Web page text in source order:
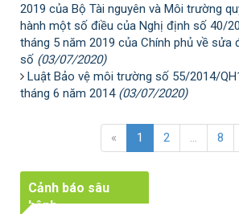
2019 của Bộ Tài nguyên và Môi trường
hành một số điều của Nghị định số 40/
tháng 5 năm 2019 của Chính phủ về sửa
số (03/07/2020)
Luật Bảo vệ môi trường số 55/2014/
tháng 6 năm 2014 (03/07/2020)
« 1 2 8
Cảnh báo sâu
bệnh